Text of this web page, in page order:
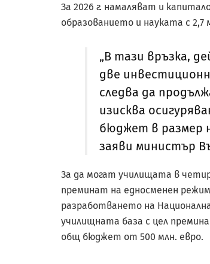
За 2026 г. намаляват и
образованието и науката с 2,7
„В тази връзка,
две
следва да
изисква
бюджет в размер
заяви министър
За да могат училищата в
преминат на едносменен
разработването на
училищната база с цел
общ бюджет от 500 млн. евро.